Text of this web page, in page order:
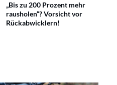
„Bis zu 200 Prozent mehr
rausholen“? Vorsicht vor
Rückabwicklern!